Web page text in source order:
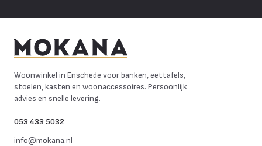
Woonwinkel in Enschede voor banken, eettafels,
stoelen, kasten en woonaccessoires. Persoonlijk
advies en snelle levering.
053 433 5032
info@mokana.nl